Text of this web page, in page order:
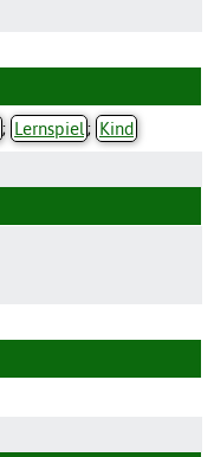
; Lernspiel ; Kind